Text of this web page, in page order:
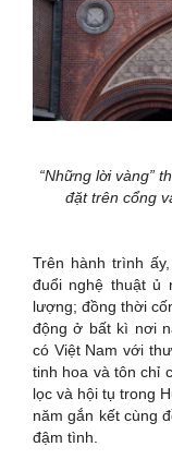
“Những lời vàng”
đặt trên cổng
Trên hành trình
đuổi nghệ thuật ủ
lượng; đồng thời
động ở bất kì nơi
có Việt Nam với
tinh hoa và tôn chỉ
lọc và hội tụ trong
năm gắn kết cùng
đậm tình.